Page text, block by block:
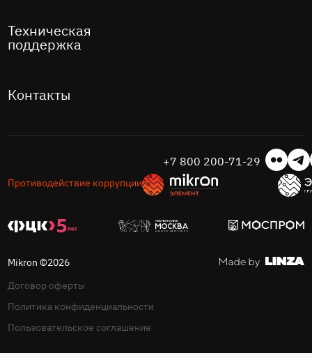
Техническая
поддержка
Контакты
Противодействие коррупции
+7 800 200-71-29
Mikron ©2026
Договор оферты
Политика конфиденциальности
Пользовательское соглашение